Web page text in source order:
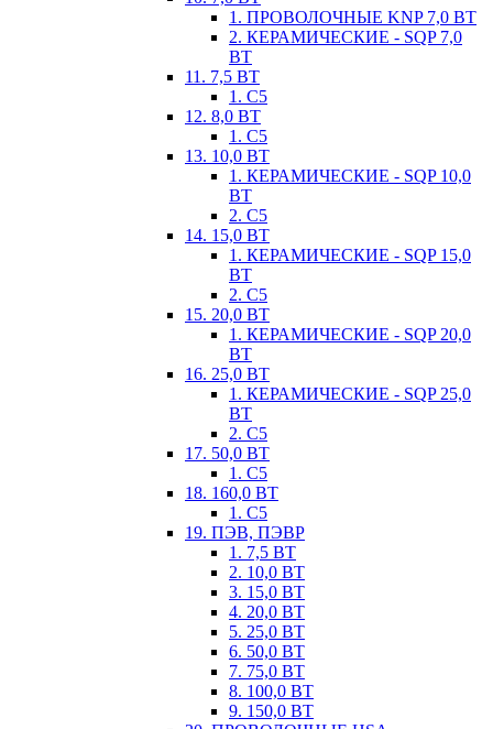
1. ПРОВОЛОЧНЫЕ KNP 7,0 ВТ
2. КЕРАМИЧЕСКИЕ - SQP 7,0
ВТ
11. 7,5 ВТ
1. С5
12. 8,0 ВТ
1. С5
13. 10,0 ВТ
1. КЕРАМИЧЕСКИЕ - SQP 10,0
ВТ
2. С5
14. 15,0 ВТ
1. КЕРАМИЧЕСКИЕ - SQP 15,0
ВТ
2. С5
15. 20,0 ВТ
1. КЕРАМИЧЕСКИЕ - SQP 20,0
ВТ
16. 25,0 ВТ
1. КЕРАМИЧЕСКИЕ - SQP 25,0
ВТ
2. С5
17. 50,0 ВТ
1. С5
18. 160,0 ВТ
1. С5
19. ПЭВ, ПЭВР
1. 7,5 ВТ
2. 10,0 ВТ
3. 15,0 ВТ
4. 20,0 ВТ
5. 25,0 ВТ
6. 50,0 ВТ
7. 75,0 ВТ
8. 100,0 ВТ
9. 150,0 ВТ